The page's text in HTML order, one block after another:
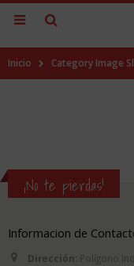
Inicio Category Image
¡No te pierdas!
Informacion de
Dirección: Polígono